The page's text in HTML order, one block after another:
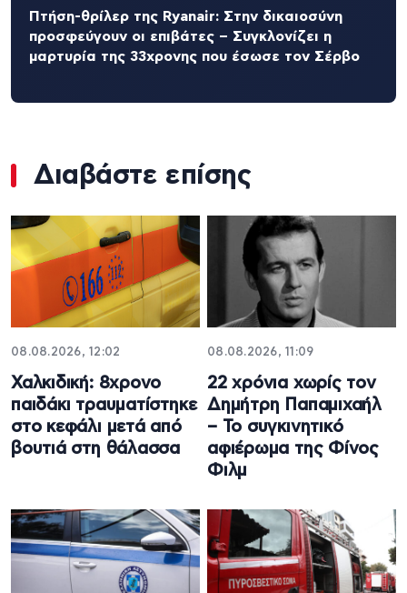
Πτήση-θρίλερ της Ryanair: Στην δικαιοσύνη
προσφεύγουν οι επιβάτες – Συγκλονίζει η
μαρτυρία της 33χρονης που έσωσε τον Σέρβο
Διαβάστε επίσης
08.08.2026, 12:02
Χαλκιδική: 8χρονο
παιδάκι τραυματίστηκε
στο κεφάλι μετά από
βουτιά στη θάλασσα
08.08.2026, 11:09
22 χρόνια χωρίς τον
Δημήτρη Παπαμιχαήλ
– Το συγκινητικό
αφιέρωμα της Φίνος
Φιλμ